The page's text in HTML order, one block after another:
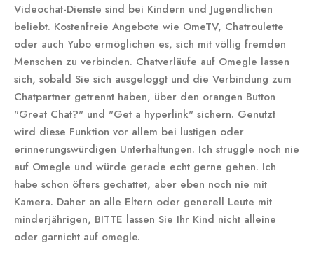
Videochat-Dienste sind bei Kindern und Jugendlichen
beliebt. Kostenfreie Angebote wie OmeTV, Chatroulette
oder auch Yubo ermöglichen es, sich mit völlig fremden
Menschen zu verbinden. Chatverläufe auf Omegle lassen
sich, sobald Sie sich ausgeloggt und die Verbindung zum
Chatpartner getrennt haben, über den orangen Button
"Great Chat?" und "Get a hyperlink" sichern. Genutzt
wird diese Funktion vor allem bei lustigen oder
erinnerungswürdigen Unterhaltungen. Ich struggle noch nie
auf Omegle und würde gerade echt gerne gehen. Ich
habe schon öfters gechattet, aber eben noch nie mit
Kamera. Daher an alle Eltern oder generell Leute mit
minderjährigen, BITTE lassen Sie Ihr Kind nicht alleine
oder garnicht auf omegle.